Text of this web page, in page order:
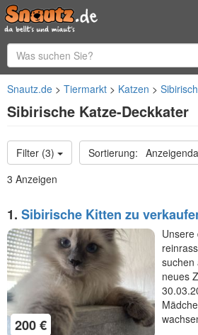
Snautz.de Tiermarkt Katzen
Sibirische Katze-Deckkater
Filter (3)
3 Anzeigen
1. Sibirische Kitten zu
200 €
Unsere
suchen
neues